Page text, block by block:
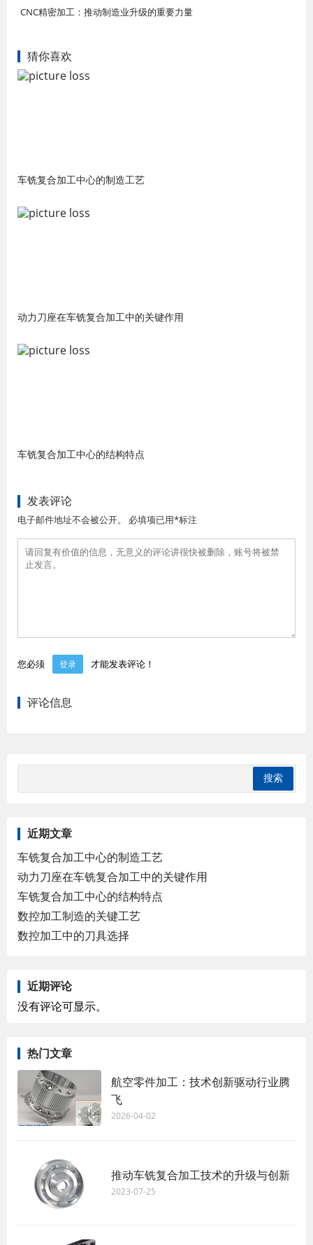
CNC精密加工：推动制造业升级的重要力量
猜你喜欢
车铣复合加工中心的制造工艺
动力刀座在车铣复合加工中的关键作用
车铣复合加工中心的结构特点
发表评论
电子邮件地址不会被公开。 必填项已用*标注
您必须 登录 才能发表评论！
评论信息
近期文章
车铣复合加工中心的制造工艺
动力刀座在车铣复合加工中的关键作用
车铣复合加工中心的结构特点
数控加工制造的关键工艺
数控加工中的刀具选择
近期评论
没有评论可显示。
热门文章
航空零件加工：技术创新驱动行业腾
飞
2026-04-02
推动车铣复合加工技术的升级与创新
2023-07-25